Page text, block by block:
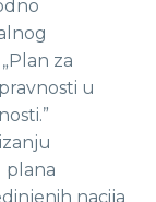
za
u
plana
nacija